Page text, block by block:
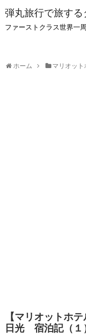
弾丸旅行で旅する
ファーストクラス世界一
ホーム マリオット
【マリオットホ
日光 宿泊記（１